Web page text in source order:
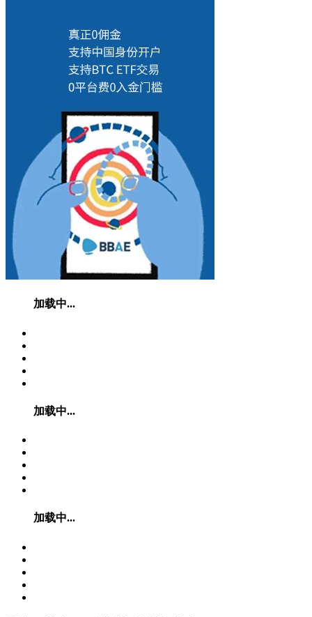
加载中...
加载中...
加载中...